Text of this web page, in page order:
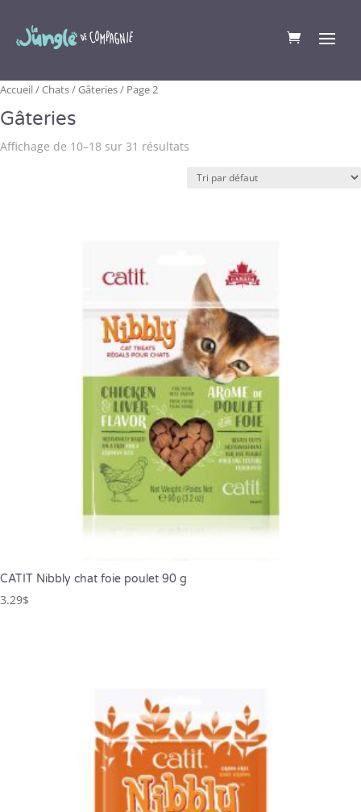
Accueil/Chats/Gâteries/ Page 2
Gâteries
Affichage de 10–18 sur 31 résultats
CATIT Nibbly chat foie poulet 90 g
3.29$